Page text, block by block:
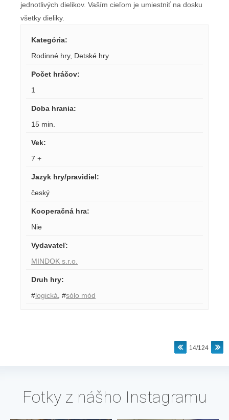
jednotlivých dielikov. Vaším cieľom je umiestniť na dosku
všetky dieliky.
Kategória:
Rodinné hry, Detské hry
Počet hráčov:
1
Doba hrania:
15 min.
Vek:
7 +
Jazyk hry/pravidiel:
český
Kooperačná hra:
Nie
Vydavateľ:
MINDOK s.r.o.
Druh hry:
#logická #sólo mód
14/124
Fotky z nášho Instagramu